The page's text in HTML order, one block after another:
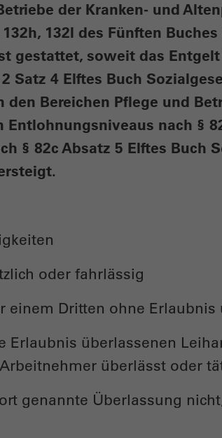
der Kranken- und
132l des Fünften
gestattet, soweit das
Satz 4 Elftes Buch
Bereichen Pflege und
nach §
§ 82c Absatz 5 Elftes Buch
oder fahrlässig
einem Dritten ohne Erlaubnis
Erlaubnis überlassenen
überlässt oder
genannte Überlassung